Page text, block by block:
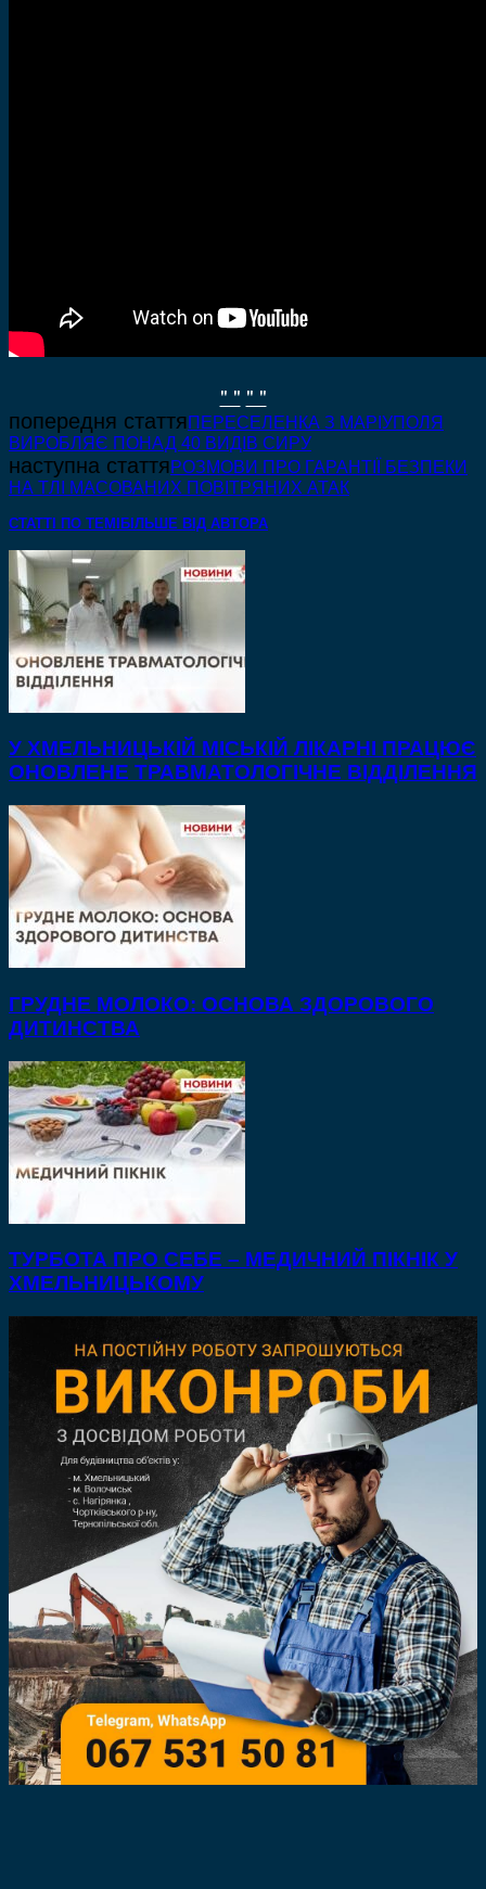
" " " "
попередня статтяПЕРЕСЕЛЕНКА З МАРІУПОЛЯ
ВИРОБЛЯЄ ПОНАД 40 ВИДІВ СИРУ
наступна статтяРОЗМОВИ ПРО ГАРАНТІЇ БЕЗПЕКИ
НА ТЛІ МАСОВАНИХ ПОВІТРЯНИХ АТАК
СТАТТІ ПО ТЕМІ БІЛЬШЕ ВІД АВТОРА
У ХМЕЛЬНИЦЬКІЙ МІСЬКІЙ ЛІКАРНІ ПРАЦЮЄ
ОНОВЛЕНЕ ТРАВМАТОЛОГІЧНЕ ВІДДІЛЕННЯ
ГРУДНЕ МОЛОКО: ОСНОВА ЗДОРОВОГО
ДИТИНСТВА
ТУРБОТА ПРО СЕБЕ – МЕДИЧНИЙ ПІКНІК У
ХМЕЛЬНИЦЬКОМУ